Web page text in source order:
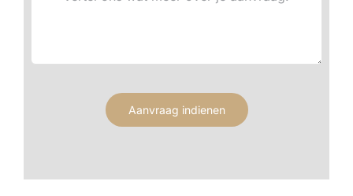
Aanvraag indienen